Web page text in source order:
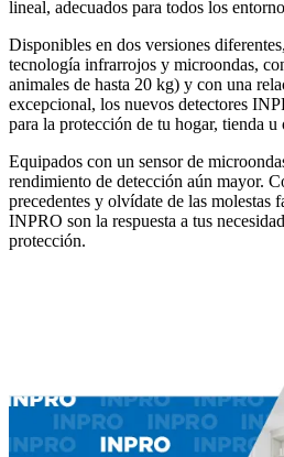
lineal, adecuados para todos los
Disponibles en dos versiones diferentes
tecnología infrarrojos y microondas,
animales de hasta 20 kg) y con una
excepcional, los nuevos detectores
para la protección de tu hogar, tienda u
Equipados con un sensor de
rendimiento de detección aún mayor.
precedentes y olvídate de las molestas
INPRO son la respuesta a tus
protección.